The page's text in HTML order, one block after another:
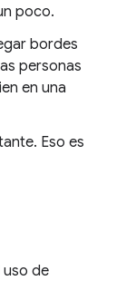
poco.
bordes
personas
en una
Eso es
uso de